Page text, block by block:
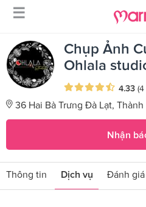
☰
Trang chủ Sản phẩm dịch vụ /
Chụp Ảnh
Ohlala
4.33
36 Hai Bà Trưng Đà Lạt,
Nhận
Thông tin Dịch vụ Đánh giá